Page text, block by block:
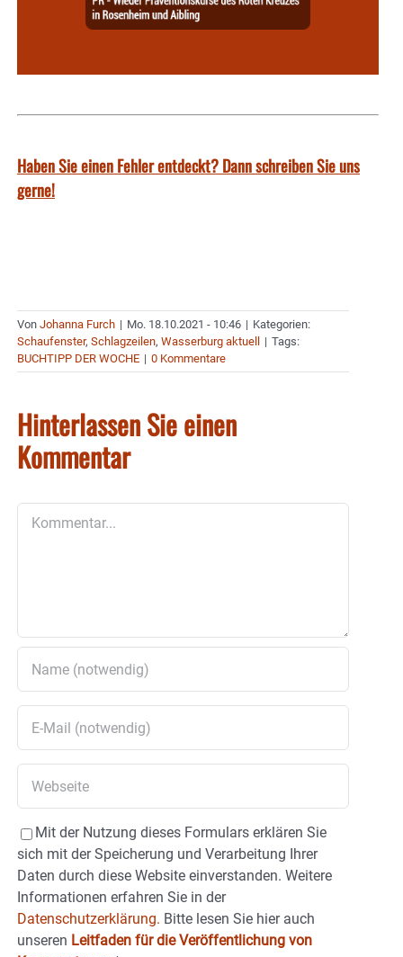
Haben Sie einen Fehler entdeckt? Dann schreiben Sie uns
gerne!
Von Johanna Furch | Mo. 18.10.2021 - 10:46 | Kategorien:
Schaufenster, Schlagzeilen, Wasserburg aktuell | Tags:
BUCHTIPP DER WOCHE | 0 Kommentare
Hinterlassen Sie einen
Kommentar
Mit der Nutzung dieses Formulars erklären Sie
sich mit der Speicherung und Verarbeitung Ihrer
Daten durch diese Website einverstanden. Weitere
Informationen erfahren Sie in der
Datenschutzerklärung. Bitte lesen Sie hier auch
unseren Leitfaden für die Veröffentlichung von